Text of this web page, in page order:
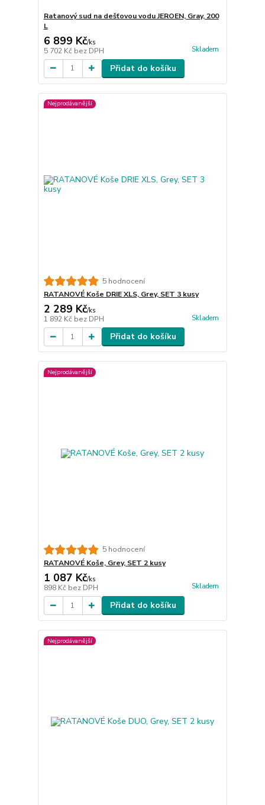
Ratanový sud na dešťovou vodu JEROEN, Gray, 200
L
6 899 Kč/ks
5 702 Kč bez DPH Skladem
Přidat do košíku
Nejprodávanější
5 hodnocení
RATANOVÉ Koše DRIE XLS, Grey, SET 3 kusy
2 289 Kč/ks
1 892 Kč bez DPH Skladem
Přidat do košíku
Nejprodávanější
5 hodnocení
RATANOVÉ Koše, Grey, SET 2 kusy
1 087 Kč/ks
898 Kč bez DPH Skladem
Přidat do košíku
Nejprodávanější